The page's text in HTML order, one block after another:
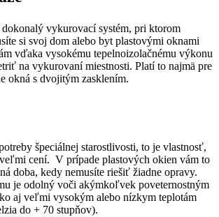
vykurovací systém, pri ktorom
si svoj dom alebo byt plastovými oknami
vďaka vysokému tepelnoizolačnému výkonu
na vykurovaní miestnosti. Platí to najmä pre
okná s dvojitým zasklením.
špeciálnej starostlivosti, to je vlastnosť,
veľmi cení. V prípade plastových okien vám to
doba, kedy nemusíte riešiť žiadne opravy.
je odolný voči akýmkoľvek poveternostným
aj veľmi vysokým alebo nízkym teplotám
do + 70 stupňov).